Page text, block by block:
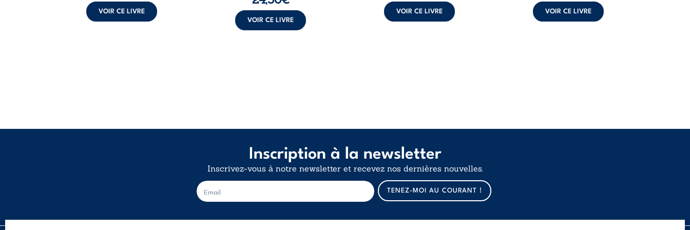
VOIR CE LIVRE
VOIR CE LIVRE
VOIR CE LIVRE VOIR CE LIVRE
Inscription à la newsletter
Inscrivez-vous à notre newsletter et recevez nos dernières nouvelles.
-
E
-
m
TENEZ-MOI AU COURANT !